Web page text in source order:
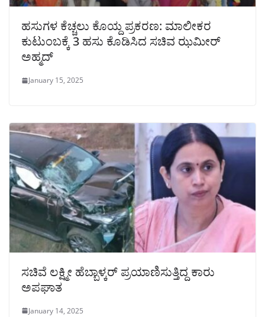
ಹಸುಗಳ ಕೆಚ್ಚಲು ಕೊಯ್ದ ಪ್ರಕರಣ: ಮಾಲೀಕರ
ಕುಟುಂಬಕ್ಕೆ 3 ಹಸು ಕೊಡಿಸಿದ ಸಚಿವ ಝಮೀರ್
ಅಹ್ಮದ್
January 15, 2025
ಸಚಿವೆ ಲಕ್ಷ್ಮೀ ಹೆಬ್ಬಾಳ್ಕರ್ ಪ್ರಯಾಣಿಸುತ್ತಿದ್ದ ಕಾರು
ಅಪಘಾತ
January 14, 2025